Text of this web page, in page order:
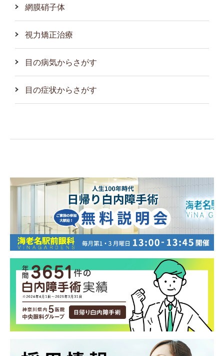
網膜硝子体
視力矯正治療
目の病気からさがす
目の症状からさがす